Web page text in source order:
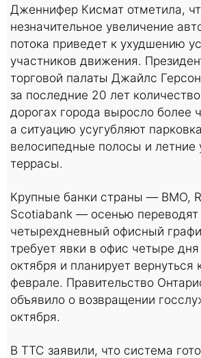
Дженнифер Кисмат отметила,
незначительное увеличение
потока приведет к ухудшению
участников движения.
торговой палаты Джайлс
за последние 20 лет
дорогах города выросло более
а ситуацию усугубляют
велосипедные полосы и летние
террасы.
Крупные банки страны — BMO,
Scotiabank — осенью переводят
четырехдневный офисный
требует явки в офис четыре
октября и планирует вернуться
феврале. Правительство
объявило о возвращении
октября.
В ТТС заявили, что система